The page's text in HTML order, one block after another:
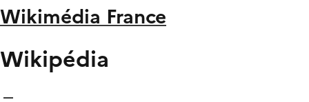
Wikimédia France
Wikipédia